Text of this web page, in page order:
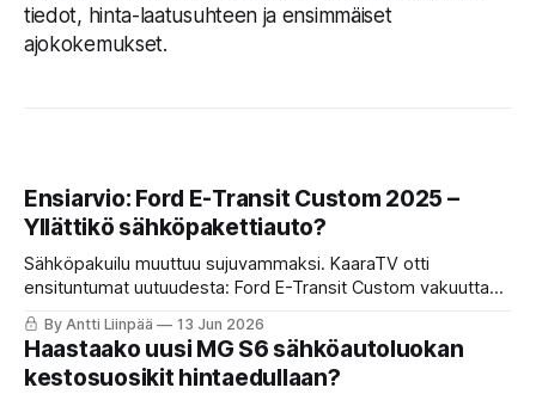
tiedot, hinta-laatusuhteen ja ensimmäiset
ajokokemukset.
Ensiarvio: Ford E-Transit Custom 2025 –
Yllättikö sähköpakettiauto?
Sähköpakuilu muuttuu sujuvammaksi. KaaraTV otti
ensituntumat uutuudesta: Ford E-Transit Custom vakuuttaa
ärhäkällä suorituskyvyllä, henkilöautomaisella ohjaamolla ja
fiksuilla digivarusteilla. Mutta riittääkö toimintamatka talvella
ja mitä se maksaa? Lue ensiarvio!
By Antti Liinpää 13 Jun 2026
Haastaako uusi MG S6 sähköautoluokan
kestosuosikit hintaedullaan?